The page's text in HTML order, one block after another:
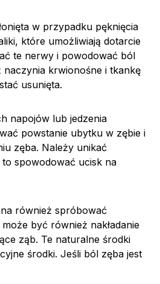
w przypadku pęknięcia
które umożliwiają dotarcie
te nerwy i powodować ból
naczynia krwionośne i tkankę
usunięta.
napojów lub jedzenia
powstanie ubytku w zębie i
zęba. Należy unikać
spowodować ucisk na
również spróbować
być również nakładanie
ząb. Te naturalne środki
środki. Jeśli ból zęba jest